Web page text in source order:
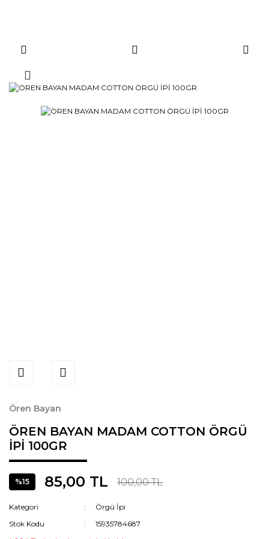
Ören Bayan
ÖREN BAYAN MADAM COTTON ÖRGÜ
İPİ 100GR
%15 85,00 TL 100,00 TL
Kategori
Örgü İpi
Stok Kodu
15935784687